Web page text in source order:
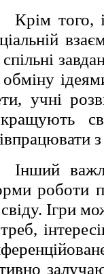
Крім того,
спільні
обміну
учні
Інший
роботи
Ігри